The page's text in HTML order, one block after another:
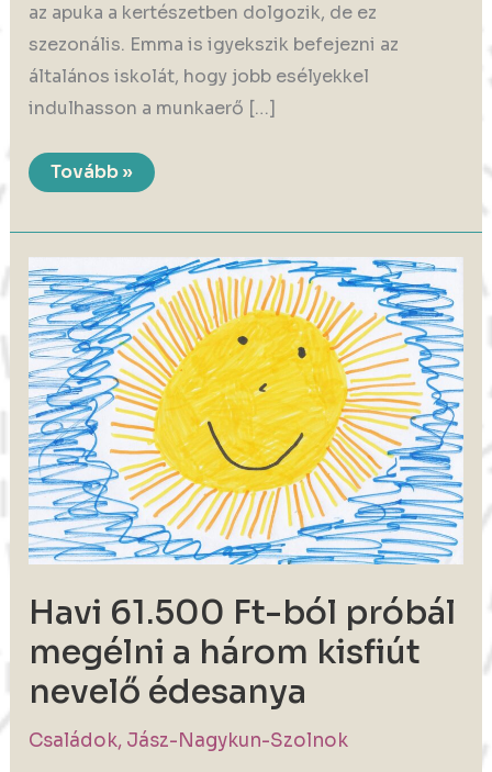
az apuka a kertészetben dolgozik, de ez
szezonális. Emma is igyekszik befejezni az
általános iskolát, hogy jobb esélyekkel
indulhasson a munkaerő […]
Alkalmi
munkák
a
családi
kassza
gyarapítására,
még
álmodni
sem
mernek
a
holnapnál
tovább
Tovább »
Havi 61.500 Ft-ból próbál
megélni a három kisfiút
nevelő édesanya
Családok, Jász-Nagykun-Szolnok